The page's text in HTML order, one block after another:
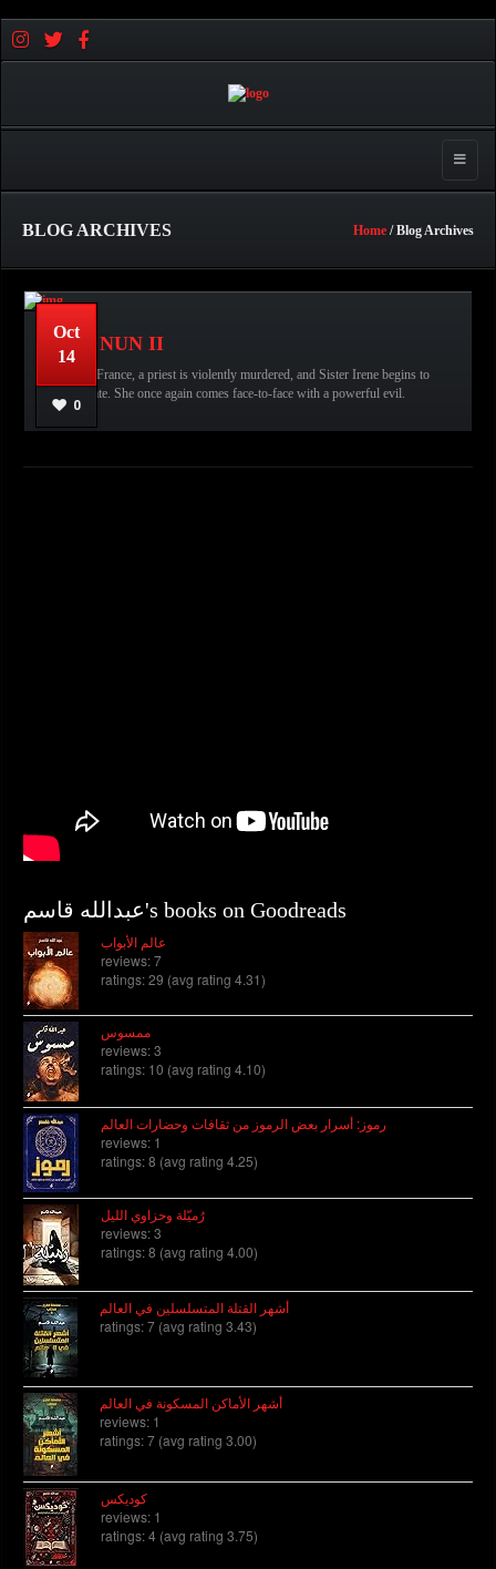
Toggle
BLOG ARCHIVES Home / Blog Archives
Oct
14
0
THE NUN II
In 1956 France, a priest is violently murdered, and Sister Irene begins to
investigate. She once again comes face-to-face with a powerful evil.
عبدالله قاسم
Movies,
READ MORE
عبدالله قاسم's books on Goodreads
عالم الأبواب
reviews: 7
ratings: 29 (avg rating 4.31)
ممسوس
reviews: 3
ratings: 10 (avg rating 4.10)
رموز: أسرار بعض الرموز من ثقافات وحضارات العالم
reviews: 1
ratings: 8 (avg rating 4.25)
رُميّلة وحزاوي الليل
reviews: 3
ratings: 8 (avg rating 4.00)
أشهر القتلة المتسلسلين في العالم
ratings: 7 (avg rating 3.43)
أشهر الأماكن المسكونة في العالم
reviews: 1
ratings: 7 (avg rating 3.00)
كوديكس
reviews: 1
ratings: 4 (avg rating 3.75)